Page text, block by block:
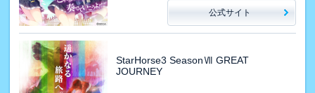
公式サイト
StarHorse3 SeasonⅦ GREAT
JOURNEY